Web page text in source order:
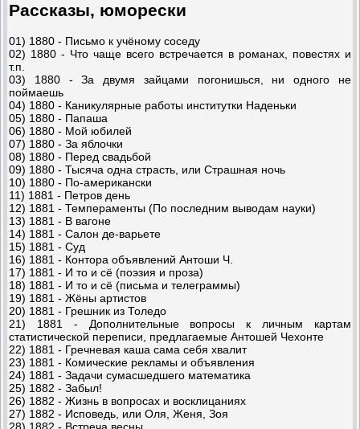
Рассказы, юморески
01) 1880 - Письмо к учёному соседу
02) 1880 - Что чаще всего встречается в романах, повестях и
т.п.
03) 1880 - За двумя зайцами погонишься, ни одного не
поймаешь
04) 1880 - Каникулярные работы институтки Наденьки
05) 1880 - Папаша
06) 1880 - Мой юбилей
07) 1880 - За яблочки
08) 1880 - Перед свадьбой
09) 1880 - Тысяча одна страсть, или Страшная ночь
10) 1880 - По-американски
11) 1881 - Петров день
12) 1881 - Темпераменты (По последним выводам науки)
13) 1881 - В вагоне
14) 1881 - Салон де-варьете
15) 1881 - Суд
16) 1881 - Контора объявлений Антоши Ч.
17) 1881 - И то и сё (поэзия и проза)
18) 1881 - И то и сё (письма и телеграммы)
19) 1881 - Жёны артистов
20) 1881 - Грешник из Толедо
21) 1881 - Дополнительные вопросы к личным картам
статистической переписи, предлагаемые Антошей Чехонте
22) 1881 - Гречневая каша сама себя хвалит
23) 1881 - Комические рекламы и объявления
24) 1881 - Задачи сумасшедшего математика
25) 1882 - Забыл!
26) 1882 - Жизнь в вопросах и восклицаниях
27) 1882 - Исповедь, или Оля, Женя, Зоя
28) 1882 - Встреча весны